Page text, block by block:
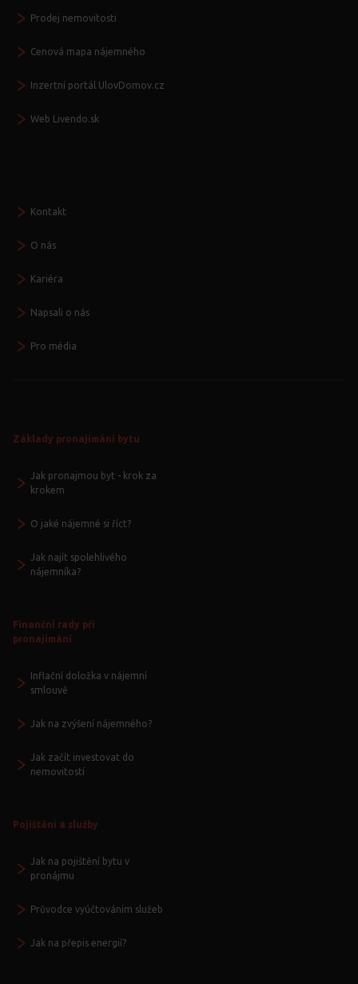
Prodej nemovitosti
Cenová mapa nájemného
Inzertní portál UlovDomov.cz
Web Livendo.sk
Kontakt
O nás
Kariéra
Napsali o nás
Pro média
Základy pronajímání bytu
Jak pronajmou byt - krok za
krokem
O jaké nájemné si říct?
Jak najít spolehlivého
nájemníka?
Finanční rady při
pronajímání
Inflační doložka v nájemní
smlouvě
Jak na zvýšení nájemného?
Jak začít investovat do
nemovitostí
Pojištění a služby
Jak na pojištění bytu v
pronájmu
Průvodce vyúčtováním služeb
Jak na přepis energií?